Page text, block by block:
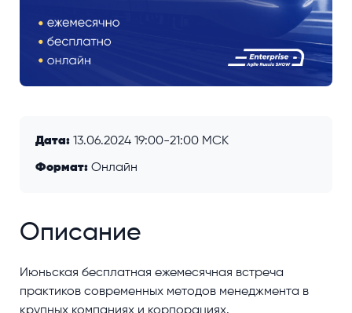
Дата: 13.06.2024 19:00-21:00 МСК
Формат: Онлайн
Описание
Июньская бесплатная ежемесячная встреча
практиков современных методов менеджмента в